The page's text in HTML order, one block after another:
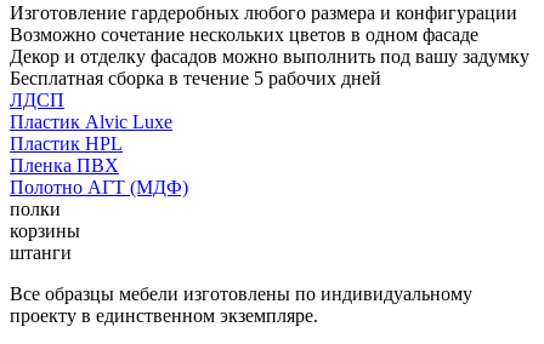
Изготовление гардеробных любого размера и конфигурации
Возможно сочетание нескольких цветов в одном фасаде
Декор и отделку фасадов можно выполнить под вашу задумку
Бесплатная сборка в течение 5 рабочих дней
ЛДСП
Пластик Alvic Luxe
Пластик HPL
Пленка ПВХ
Полотно АГТ (МДФ)
полки
корзины
штанги
Все образцы мебели изготовлены по индивидуальному
проекту в единственном экземпляре.